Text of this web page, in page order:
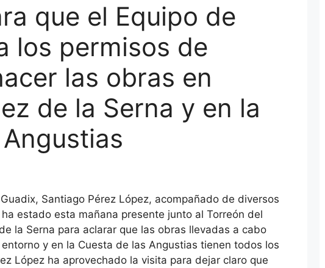
que el Equipo de
los permisos de
las obras en
de la Serna y en la
Santiago Pérez López, acompañado de diversos
estado esta mañana presente junto al Torreón del
la Serna para aclarar que las obras llevadas a cabo
y en la Cuesta de las Angustias tienen todos los
López ha aprovechado la visita para dejar claro que